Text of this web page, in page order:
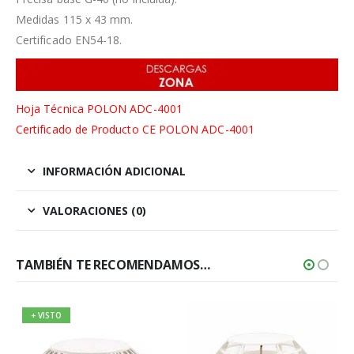
Medidas 115 x 43 mm.
Certificado EN54-18.
Hoja Técnica POLON ADC-4001
Certificado de Producto CE POLON ADC-4001
INFORMACIÓN ADICIONAL
VALORACIONES (0)
TAMBIÉN TE RECOMENDAMOS…
+ VISTO